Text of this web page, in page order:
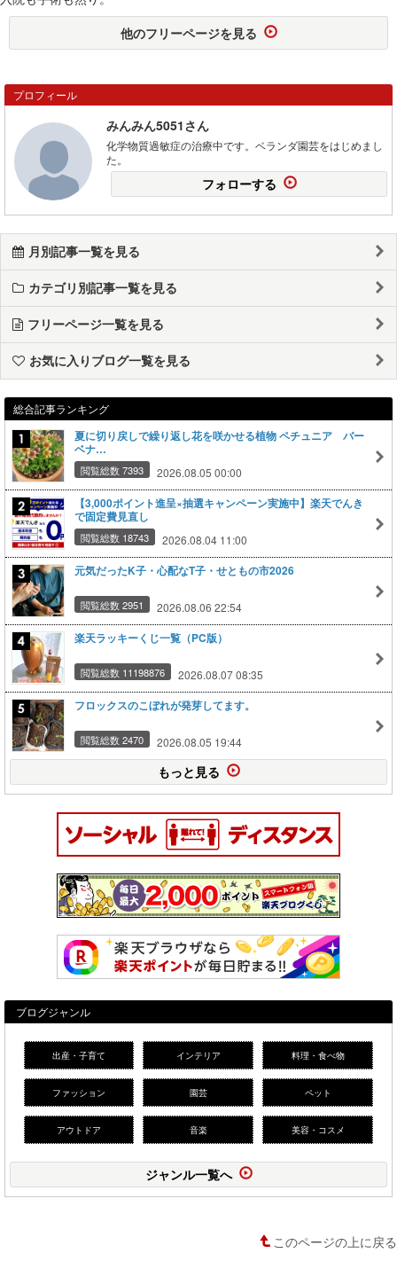
他のフリーページを見る
プロフィール
みんみん5051さん
化学物質過敏症の治療中です。ベランダ園芸をはじめまし
た。
フォローする
月別記事一覧を見る
カテゴリ別記事一覧を見る
フリーページ一覧を見る
お気に入りブログ一覧を見る
総合記事ランキング
夏に切り戻しで繰り返し花を咲かせる植物 ペチュニア バー
ベナ…
閲覧総数 7393 2026.08.05 00:00
【3,000ポイント進呈×抽選キャンペーン実施中】楽天でんき
で固定費見直し
閲覧総数 18743 2026.08.04 11:00
元気だったK子・心配なT子・せともの市2026
閲覧総数 2951 2026.08.06 22:54
楽天ラッキーくじ一覧（PC版）
閲覧総数 11198876 2026.08.07 08:35
フロックスのこぼれが発芽してます。
閲覧総数 2470 2026.08.05 19:44
もっと見る
ブログジャンル
出産・子育て インテリア 料理・食べ物
ファッション 園芸 ペット
アウトドア 音楽 美容・コスメ
ジャンル一覧へ
このページの上に戻る